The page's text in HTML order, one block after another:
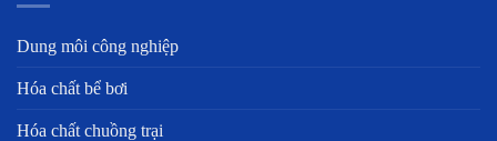
Dung môi công nghiệp
Hóa chất bể bơi
Hóa chất chuồng trại